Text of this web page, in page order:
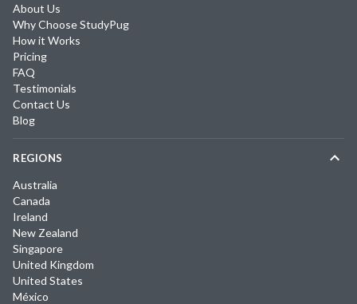
About Us
Why Choose StudyPug
How it Works
Pricing
FAQ
Testimonials
Contact Us
Blog
REGIONS
Australia
Canada
Ireland
New Zealand
Singapore
United Kingdom
United States
México